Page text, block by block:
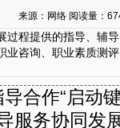
来源：网络 阅读量
程提供的指导、辅导
业咨询、职业素质测